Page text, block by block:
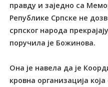
правду и заједно са
Републике Српске не
српског народа
поручила је Божинова.
Она је навела да је
кровна организација